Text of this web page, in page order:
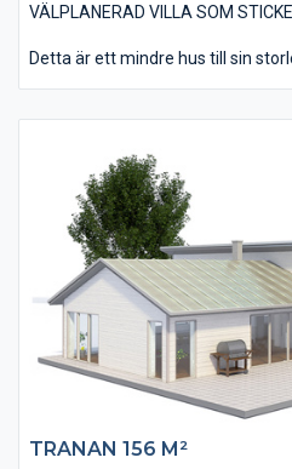
VÄLPLANERAD VILLA SOM
Detta är ett mindre hus till sin
Materialvalen in- och utvändigt
Den smarta planlösningen gör att
önska sig. Vardagsrummet har
matplats med tre stora glasdörrar
att öppna upp innertaket till nock
för att få ännu mer känsla av
tilltagna sovrum, ett badrum och
TRANAN 156 M²